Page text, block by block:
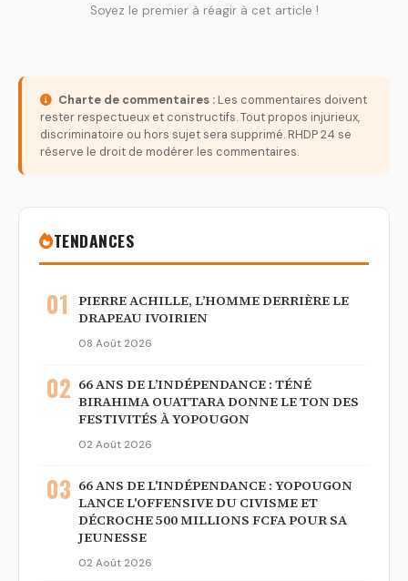
Soyez le premier à réagir à cet article !
Charte de commentaires : Les commentaires doivent
rester respectueux et constructifs. Tout propos injurieux,
discriminatoire ou hors sujet sera supprimé. RHDP 24 se
réserve le droit de modérer les commentaires.
TENDANCES
01
PIERRE ACHILLE, L’HOMME DERRIÈRE LE
DRAPEAU IVOIRIEN
08 Août 2026
02 66 ANS DE L’INDÉPENDANCE : TÉNÉ
BIRAHIMA OUATTARA DONNE LE TON DES
FESTIVITÉS À YOPOUGON
02 Août 2026
03 66 ANS DE L'INDÉPENDANCE : YOPOUGON
LANCE L'OFFENSIVE DU CIVISME ET
DÉCROCHE 500 MILLIONS FCFA POUR SA
JEUNESSE
02 Août 2026